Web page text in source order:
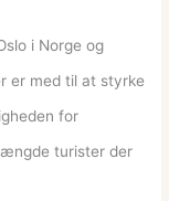
i Norge og
er med til at styrke
for
turister der